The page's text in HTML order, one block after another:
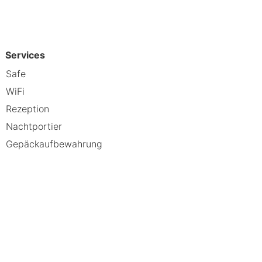
Services
Safe
WiFi
Rezeption
Nachtportier
Gepäckaufbewahrung